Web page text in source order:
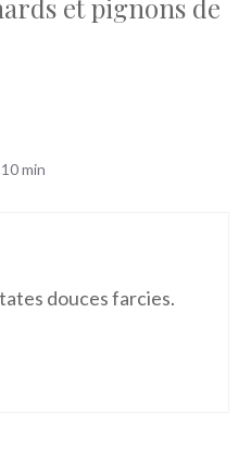
et pignons de
min
douces farcies.